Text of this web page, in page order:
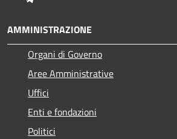
AMMINISTRAZIONE
Organi di Governo
Aree Amministrative
Uffici
Enti e fondazioni
Politici